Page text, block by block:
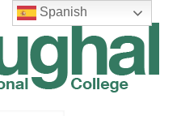
Spanish